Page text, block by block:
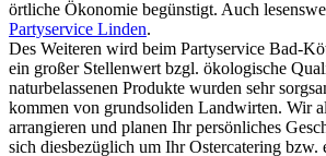
örtliche Ökonomie begünstigt. Auch
Partyservice Linden.
Des Weiteren wird beim Partyservice Bad-
ein großer Stellenwert bzgl. ökologische
naturbelassenen Produkte wurden sehr
kommen von grundsoliden Landwirten. Wir
arrangieren und planen Ihr persönliches
sich diesbezüglich um Ihr Ostercatering bzw.